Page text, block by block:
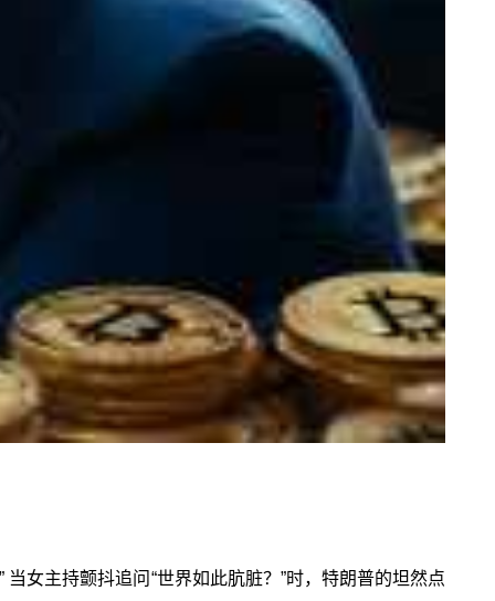
女主持颤抖追问“世界如此肮脏？”时，特朗普的坦然点